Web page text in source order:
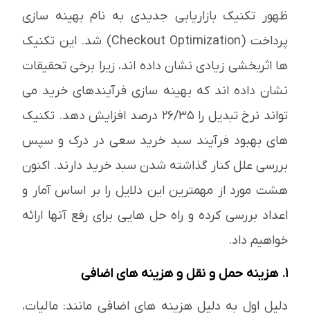
ظهور تکنیک بازاریابی جدیدی به نام بهینه سازی
پرداخت (Checkout Optimization) شد. این تکنیک
ها اثربخشی زیادی نشان داده اند، زیرا برخی تحقیقات
نشان داده اند که بهینه سازی فرآیندهای خرید می
تواند نرخ تبدیل را 26/35 درصد افزایش دهد. تکنیک
های بهبود فرآیند سبد خرید سعی در درک و سپس
بررسی علل کنار گذاشته شدن سبد خرید دارند. اکنون
هشت مورد از مهمترین این دلایل را بر اساس آمار و
اعداد بررسی کرده و راه حل هایی برای رفع آنها ارائه
خواهیم داد.
1. هزینه حمل و نقل و هزینه های اضافی
دلیل اول به دلیل هزینه های اضافی مانند: مالیات،